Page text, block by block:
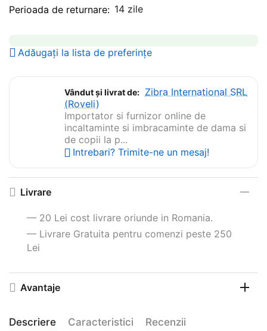
Perioada de returnare: 14 zile
Adăugați la lista de preferințe
Vândut și livrat de: Zibra International SRL
(Roveli)
Importator si furnizor online de
incaltaminte si imbracaminte de dama si
de copii la p...
Intrebari? Trimite-ne un mesaj!
Livrare
— 20 Lei cost livrare oriunde in Romania.
— Livrare Gratuita pentru comenzi peste 250
Lei
Avantaje
Descriere Caracteristici Recenzii